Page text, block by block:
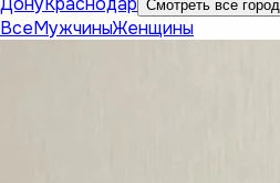
Смотреть все
ВсеМужчиныЖенщины